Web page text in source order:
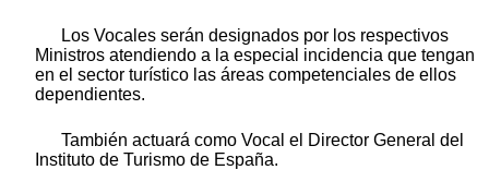
Los Vocales serán designados por los respectivos
Ministros atendiendo a la especial incidencia que tengan
en el sector turístico las áreas competenciales de ellos
dependientes.
También actuará como Vocal el Director General del
Instituto de Turismo de España.